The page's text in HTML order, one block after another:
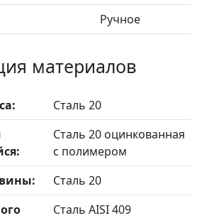
Ручное
материалов
Сталь 20
Сталь 20 оцинкованная
с полимером
Сталь 20
Сталь AISI 409